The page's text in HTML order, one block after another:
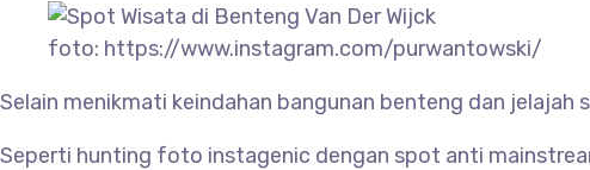
foto: https://www.instagram.com/purwantowski/
Selain menikmati keindahan bangunan benteng dan
Seperti hunting foto instagenic dengan spot anti